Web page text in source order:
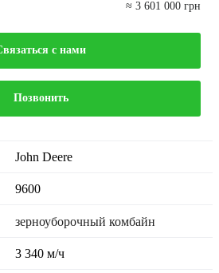
≈ 3 601 000 грн
с нами
Позвонить
John Deere
9600
зерноуборочный комбайн
3 340 м/ч